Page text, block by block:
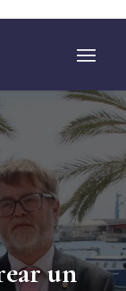
El